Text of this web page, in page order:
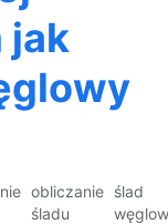
jak
obliczanie
śladu
ślad